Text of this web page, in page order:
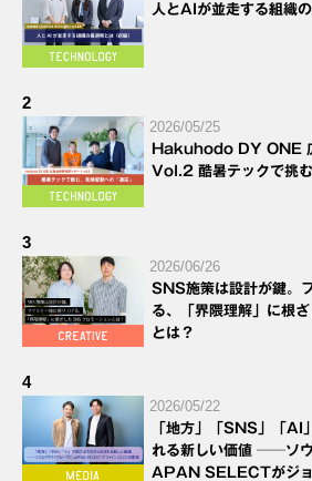
人とAIが並走する組織
2
2026/05/25
Hakuhodo DY ONE
Vol.2 酷暑テックで挑む
3
2026/06/26
SNS施策は設計が鍵。
る、「界隈理解」に根
とは？
4
2026/05/22
「地方」「SNS」「AI
れる新しい価値 ──ソ
APAN SELECTがジョ